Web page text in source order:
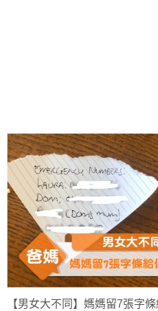
【男女大不同】媽媽留7張字